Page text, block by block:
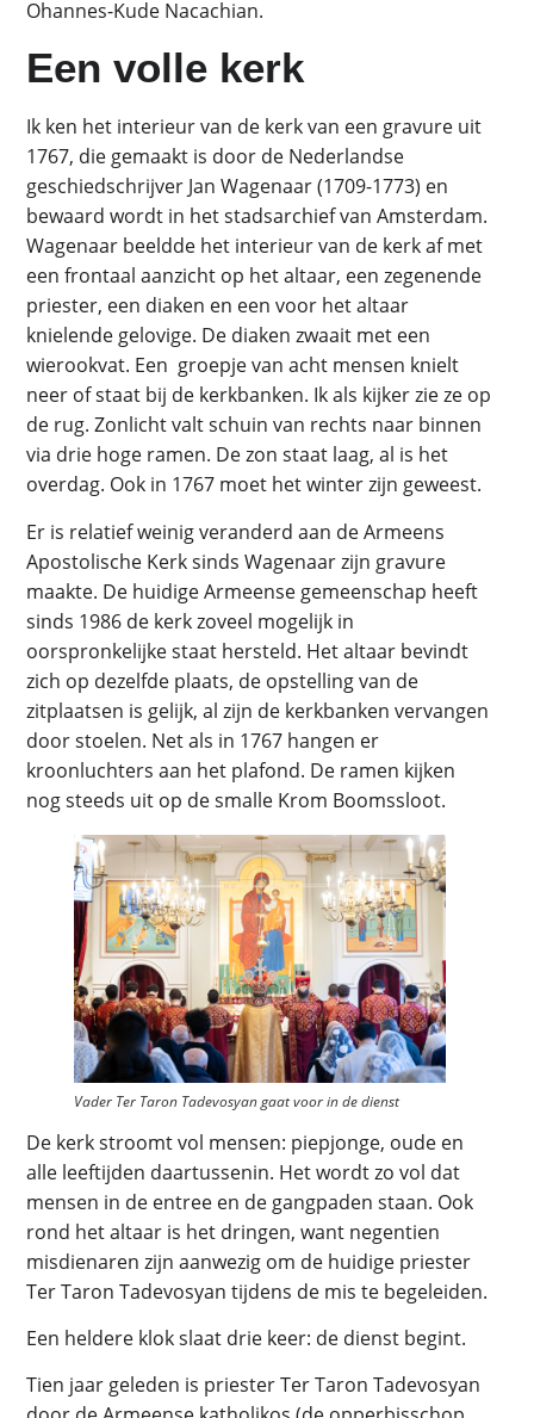
Ohannes-Kude Nacachian.
Een volle kerk
Ik ken het interieur van de kerk van een gravure uit
1767, die gemaakt is door de Nederlandse
geschiedschrijver Jan Wagenaar (1709-1773) en
bewaard wordt in het stadsarchief van Amsterdam.
Wagenaar beeldde het interieur van de kerk af met
een frontaal aanzicht op het altaar, een zegenende
priester, een diaken en een voor het altaar
knielende gelovige. De diaken zwaait met een
wierookvat. Een groepje van acht mensen knielt
neer of staat bij de kerkbanken. Ik als kijker zie ze op
de rug. Zonlicht valt schuin van rechts naar binnen
via drie hoge ramen. De zon staat laag, al is het
overdag. Ook in 1767 moet het winter zijn geweest.
Er is relatief weinig veranderd aan de Armeens
Apostolische Kerk sinds Wagenaar zijn gravure
maakte. De huidige Armeense gemeenschap heeft
sinds 1986 de kerk zoveel mogelijk in
oorspronkelijke staat hersteld. Het altaar bevindt
zich op dezelfde plaats, de opstelling van de
zitplaatsen is gelijk, al zijn de kerkbanken vervangen
door stoelen. Net als in 1767 hangen er
kroonluchters aan het plafond. De ramen kijken
nog steeds uit op de smalle Krom Boomssloot.
Vader Ter Taron Tadevosyan gaat voor in de dienst
De kerk stroomt vol mensen: piepjonge, oude en
alle leeftijden daartussenin. Het wordt zo vol dat
mensen in de entree en de gangpaden staan. Ook
rond het altaar is het dringen, want negentien
misdienaren zijn aanwezig om de huidige priester
Ter Taron Tadevosyan tijdens de mis te begeleiden.
Een heldere klok slaat drie keer: de dienst begint.
Tien jaar geleden is priester Ter Taron Tadevosyan